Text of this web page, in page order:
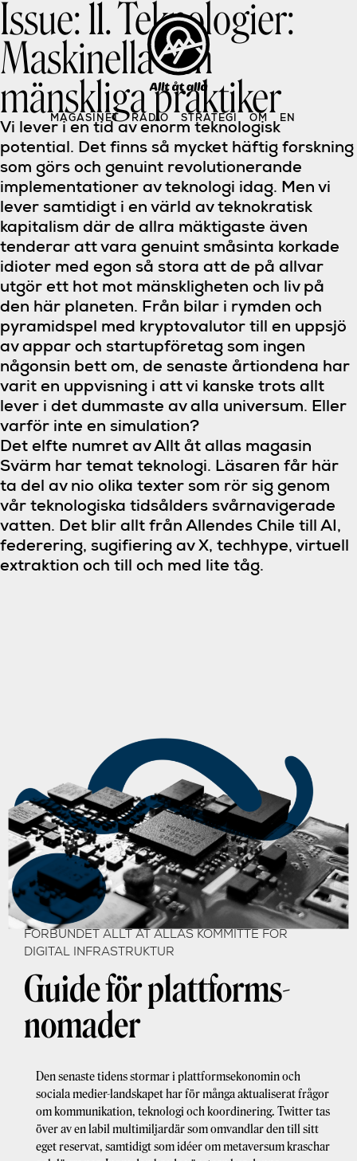
Skip
content
MAGASINET RADIO STRATEGI OM EN
Issue:11. Teknologier:
Maskinella och
mänskliga praktiker
Vi lever i en tid av enorm teknologisk
potential. Det finns så mycket häftig forskning
som görs och genuint revolutionerande
implementationer av teknologi idag. Men vi
lever samtidigt i en värld av teknokratisk
kapitalism där de allra mäktigaste även
tenderar att vara genuint småsinta korkade
idioter med egon så stora att de på allvar
utgör ett hot mot mänskligheten och liv på
den här planeten. Från bilar i rymden och
pyramidspel med kryptovalutor till en uppsjö
av appar och startupföretag som ingen
någonsin bett om, de senaste årtiondena har
varit en uppvisning i att vi kanske trots allt
lever i det dummaste av alla universum. Eller
varför inte en simulation?
Det elfte numret av Allt åt allas magasin
Svärm har temat teknologi. Läsaren får här
ta del av nio olika texter som rör sig genom
vår teknologiska tidsålders svårnavigerade
vatten. Det blir allt från Allendes Chile till AI,
federering, sugifiering av X, techhype, virtuell
extraktion och till och med lite tåg.
FÖRBUNDET ALLT ÅT ALLAS KOMMITTÉ FÖR
DIGITAL INFRASTRUKTUR
Guide för plattforms-
nomader
Den senaste tidens stormar i plattformsekonomin och
sociala medier-landskapet har för många aktualiserat frågor
om kommunikation, teknologi och koordinering. Twitter tas
över av en labil multimiljardär som omvandlar den till sitt
eget reservat, samtidigt som idéer om metaversum kraschar